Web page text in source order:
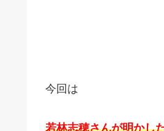
今回は
若林志穂さんが明かし